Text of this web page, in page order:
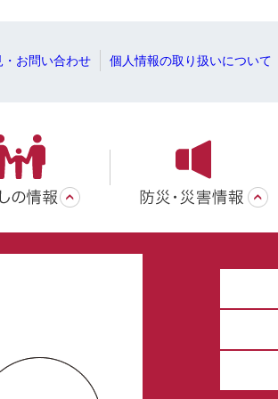
・お問い合わせ 個人情報の取り扱いについて